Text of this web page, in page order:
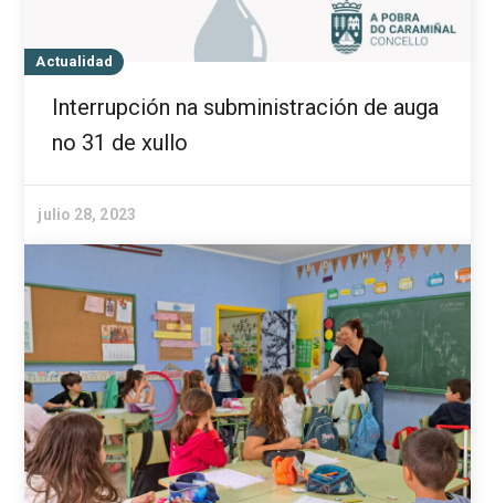
Actualidad
Interrupción na subministración de auga
no 31 de xullo
julio 28, 2023